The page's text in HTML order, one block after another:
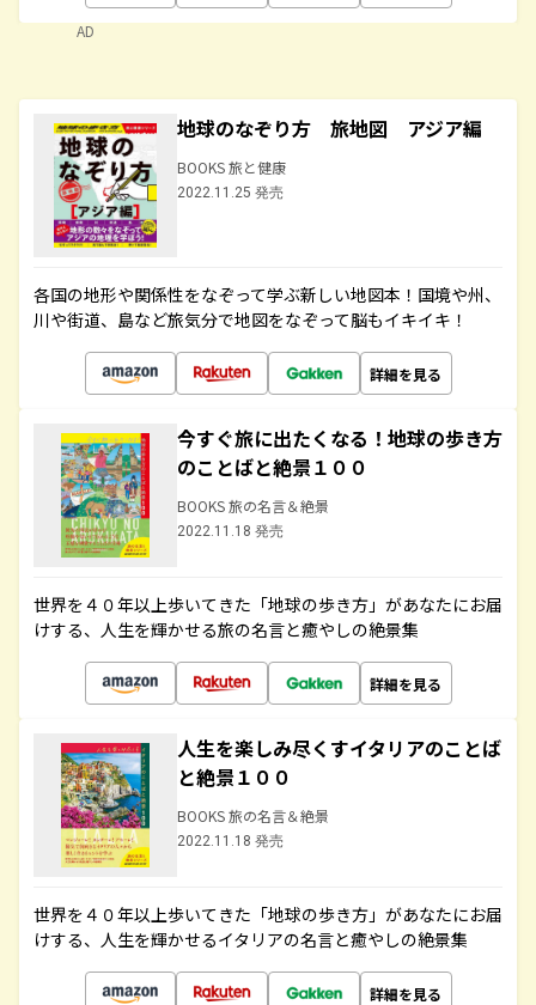
AD
地球のなぞり方 旅地図 アジア編
BOOKS 旅と健康
2022.11.25 発売
各国の地形や関係性をなぞって学ぶ新しい地図本！国境や州、
川や街道、島など旅気分で地図をなぞって脳もイキイキ！
詳細を見る
今すぐ旅に出たくなる！地球の歩き方
のことばと絶景１００
BOOKS 旅の名言＆絶景
2022.11.18 発売
世界を４０年以上歩いてきた「地球の歩き方」があなたにお届
けする、人生を輝かせる旅の名言と癒やしの絶景集
詳細を見る
人生を楽しみ尽くすイタリアのことば
と絶景１００
BOOKS 旅の名言＆絶景
2022.11.18 発売
世界を４０年以上歩いてきた「地球の歩き方」があなたにお届
けする、人生を輝かせるイタリアの名言と癒やしの絶景集
詳細を見る